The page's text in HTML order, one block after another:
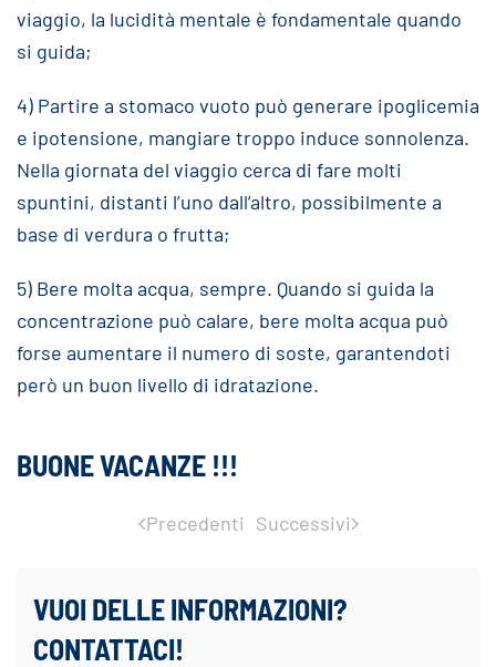
viaggio, la lucidità mentale è fondamentale quando
si guida;
4) Partire a stomaco vuoto può generare ipoglicemia
e ipotensione, mangiare troppo induce sonnolenza.
Nella giornata del viaggio cerca di fare molti
spuntini, distanti l’uno dall’altro, possibilmente a
base di verdura o frutta;
5) Bere molta acqua, sempre. Quando si guida la
concentrazione può calare, bere molta acqua può
forse aumentare il numero di soste, garantendoti
però un buon livello di idratazione.
BUONE VACANZE !!!
Precedenti Successivi
VUOI DELLE INFORMAZIONI?
CONTATTACI!